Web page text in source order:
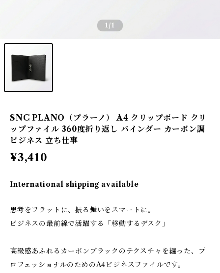
1 /1
SNC PLANO（プラーノ） A4 クリップボード クリ
ップファイル 360度折り返し バインダー カーボン調
ビジネス 立ち仕事
¥3,410
International shipping available
思考をフラットに、振る舞いをスマートに。
ビジネスの最前線で活躍する「移動するデスク」
高級感あふれるカーボンブラックのテクスチャを纏った、プ
ロフェッショナルのためのA4ビジネスファイルです。